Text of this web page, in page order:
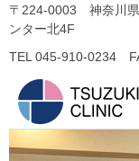
〒224-0003 神奈川県
ンター北4F
TEL 045-910-0234